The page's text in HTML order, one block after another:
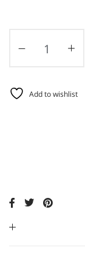
Add to wishlist